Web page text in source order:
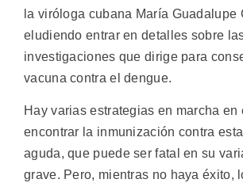
la viróloga cubana María Guadalupe
eludiendo entrar en detalles sobre
investigaciones que dirige para
vacuna contra el dengue.
Hay varias estrategias en marcha en
encontrar la inmunización contra
aguda, que puede ser fatal en su
grave. Pero, mientras no haya éxito,